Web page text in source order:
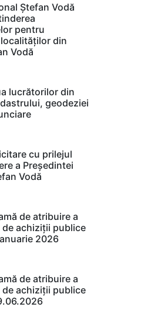
Ștefan Vodă
pentru
din
Vodă
lucrătorilor din
geodeziei
cu prilejul
a Președintei
Vodă
de atribuire a
achiziții publice
2026
de atribuire a
achiziții publice